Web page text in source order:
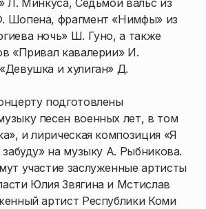
Л. Минкуса, Седьмой вальс из
Шопена, фрагмент «Нимфы» из
ночь» Ш. Гуно, а также
«Привал кавалерии» И.
и хулиган» Д.
подготовлены
песен военных лет, в том
и лирическая композиция «Я
забуду» на музыку А. Рыбникова.
участие заслуженные артисты
Юлия Звягина и Мстислав
артист Республики Коми